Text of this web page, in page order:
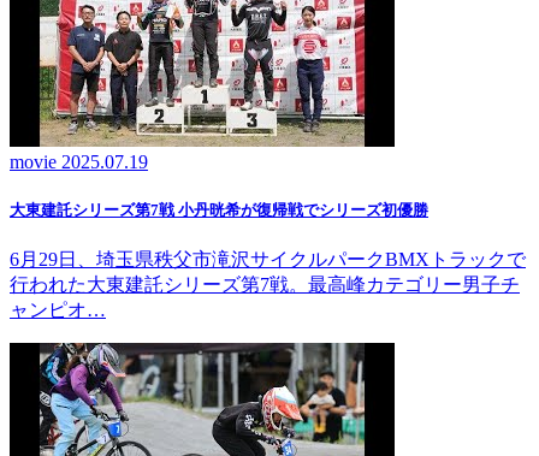
movie 2025.07.19
大東建託シリーズ第7戦 ⼩丹晄希が復帰戦でシリーズ初優勝
6月29日、埼玉県秩父市滝沢サイクルパークBMXトラックで
行われた大東建託シリーズ第7戦。最高峰カテゴリー男子チ
ャンピオ…